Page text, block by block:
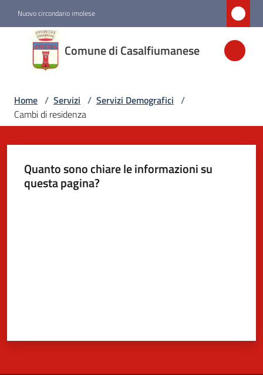
Nuovo circondario imolese
Comune di Casalfiumanese
Comune di
Casalfiumanese
Amministrazione
Servizi
Menu selezionato
Servizi
Home / Servizi / Servizi Demografici /
Cambi di residenza
Quanto sono chiare le informazioni su
questa pagina?